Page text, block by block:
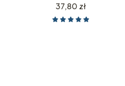
Cena
37,80 zł